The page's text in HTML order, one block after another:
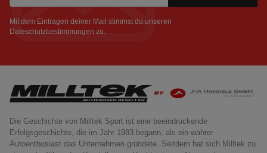
Mit dem Eintragen deiner Mail stimmst du unseren
Dateschutzbestimmungen zu.
Die Geschichte von Milltek Sport ist eine beeindruckende
Erfolgsgeschichte, die im Jahr 1983 begann, als ein wahrer
Autoenthusiast das Unternehmen gründete. Seitdem hat sich Milltek zu